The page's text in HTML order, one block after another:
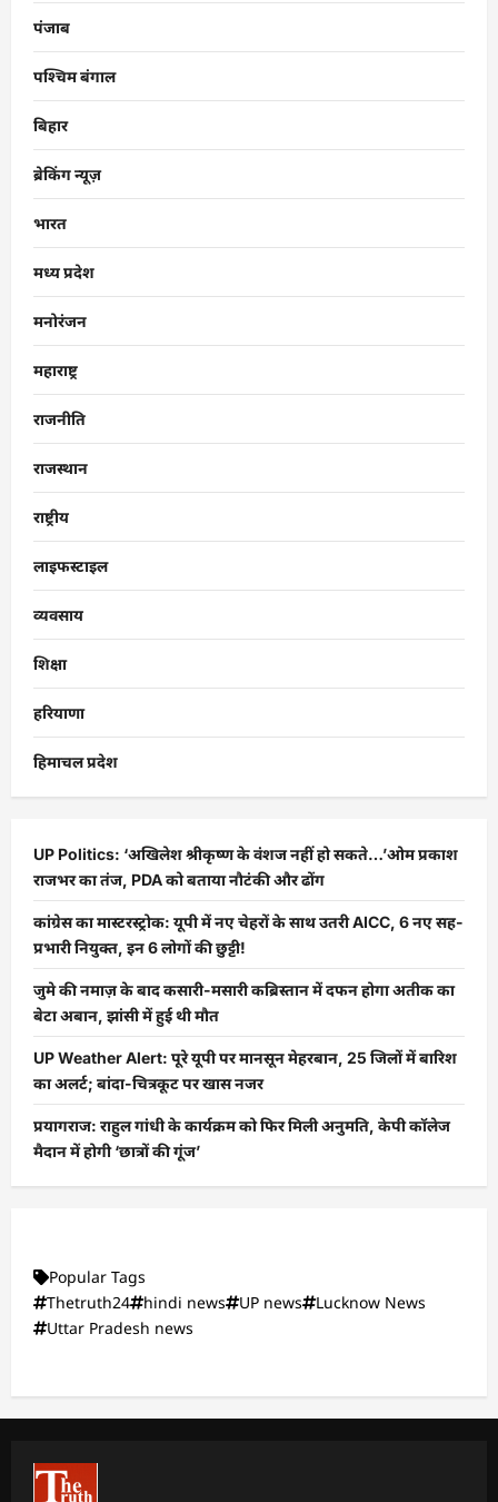
पंजाब
पश्चिम बंगाल
बिहार
ब्रेकिंग न्यूज़
भारत
मध्य प्रदेश
मनोरंजन
महाराष्ट्र
राजनीति
राजस्थान
राष्ट्रीय
लाइफस्टाइल
व्यवसाय
शिक्षा
हरियाणा
हिमाचल प्रदेश
UP Politics: ‘अखिलेश श्रीकृष्ण के वंशज नहीं हो सकते…’ओम प्रकाश
राजभर का तंज, PDA को बताया नौटंकी और ढोंग
कांग्रेस का मास्टरस्ट्रोक: यूपी में नए चेहरों के साथ उतरी AICC, 6 नए सह-
प्रभारी नियुक्त, इन 6 लोगों की छुट्टी!
जुमे की नमाज़ के बाद कसारी-मसारी कब्रिस्तान में दफन होगा अतीक का
बेटा अबान, झांसी में हुई थी मौत
UP Weather Alert: पूरे यूपी पर मानसून मेहरबान, 25 जिलों में बारिश
का अलर्ट; बांदा-चित्रकूट पर खास नजर
प्रयागराज: राहुल गांधी के कार्यक्रम को फिर मिली अनुमति, केपी कॉलेज
मैदान में होगी ‘छात्रों की गूंज’
Popular Tags
Thetruth24
hindi news UP news
Lucknow News
Uttar Pradesh news